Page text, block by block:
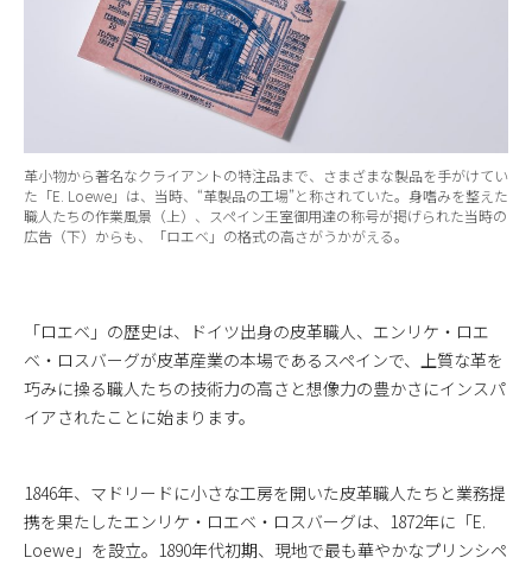
革小物から著名なクライアントの特注品まで、さまざまな製品を手がけてい
た「E. Loewe」は、当時、“革製品の工場”と称されていた。身嗜みを整えた
職人たちの作業風景（上）、スペイン王室御用達の称号が掲げられた当時の
広告（下）からも、「ロエベ」の格式の高さがうかがえる。
「ロエベ」の歴史は、ドイツ出身の皮革職人、エンリケ・ロエ
ベ・ロスバーグが皮革産業の本場であるスペインで、上質な革を
巧みに操る職人たちの技術力の高さと想像力の豊かさにインスパ
イアされたことに始まります。
1846年、マドリードに小さな工房を開いた皮革職人たちと業務提
携を果たしたエンリケ・ロエベ・ロスバーグは、1872年に「E.
Loewe」を設立。1890年代初期、現地で最も華やかなプリンシペ